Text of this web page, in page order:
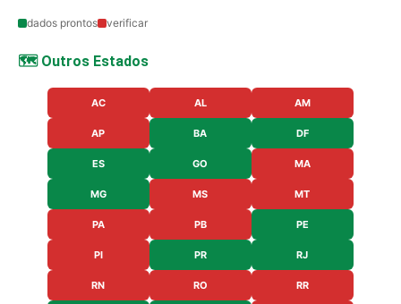
dados prontos verificar
🗺️ Outros Estados
AC AL AM
AP BA DF
ES GO MA
MG MS MT
PA PB PE
PI PR RJ
RN RO RR